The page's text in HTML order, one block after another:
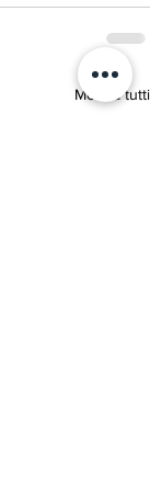
Mostra tutti